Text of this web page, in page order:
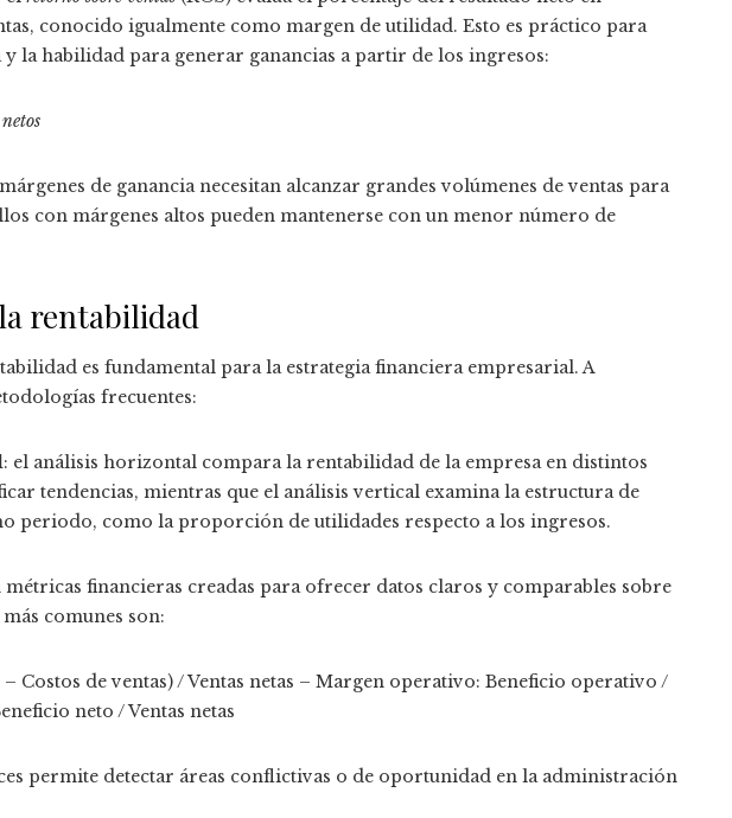
conocido igualmente como margen de utilidad. Esto es práctico para
la habilidad para generar ganancias a partir de los ingresos:
de ganancia necesitan alcanzar grandes volúmenes de ventas para
con márgenes altos pueden mantenerse con un menor número de
rentabilidad
es fundamental para la estrategia financiera empresarial. A
frecuentes:
: el análisis horizontal compara la rentabilidad de la empresa en distintos
tendencias, mientras que el análisis vertical examina la estructura de
periodo, como la proporción de utilidades respecto a los ingresos.
métricas financieras creadas para ofrecer datos claros y comparables sobre
comunes son:
Costos de ventas) / Ventas netas – Margen operativo: Beneficio operativo /
neto / Ventas netas
permite detectar áreas conflictivas o de oportunidad en la administración